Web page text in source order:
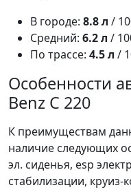
В городе: 8.8 л /
Средний: 6.2 л /
По трассе: 4.5 л /
Особенности
Benz C 220
К преимуществам
наличие следующих
эл. сиденья, esp
стабилизации, круиз-